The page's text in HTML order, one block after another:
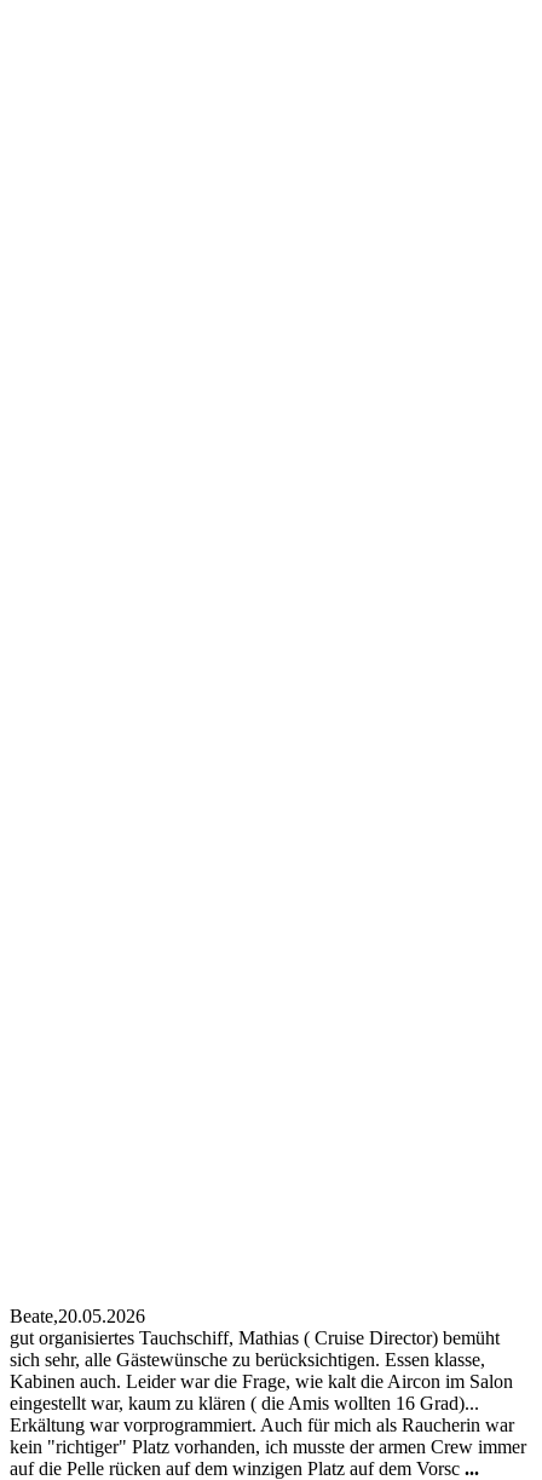
Beate,20.05.2026
gut organisiertes Tauchschiff, Mathias ( Cruise Director) bemüht
sich sehr, alle Gästewünsche zu berücksichtigen. Essen klasse,
Kabinen auch. Leider war die Frage, wie kalt die Aircon im Salon
eingestellt war, kaum zu klären ( die Amis wollten 16 Grad)...
Erkältung war vorprogrammiert. Auch für mich als Raucherin war
kein "richtiger" Platz vorhanden, ich musste der armen Crew immer
auf die Pelle rücken auf dem winzigen Platz auf dem Vorsc ...